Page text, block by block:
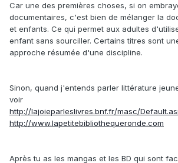
Car une des premières choses, si on
documentaires, c'est bien de mélanger la
et enfants. Ce qui permet aux adultes
enfant sans sourciller. Certains titres sont
approche résumée d'une discipline.
Sinon, quand j'entends parler littérature
voir
http://lajoieparleslivres.bnf.fr/masc/
http://www.lapetitebibliothequeronde.com
Après tu as les mangas et les BD qui sont